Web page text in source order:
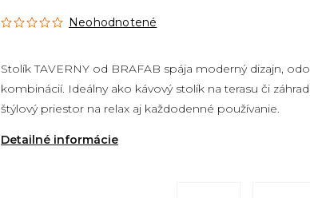
Neohodnotené
Stolík TAVERNY od BRAFAB spája moderný dizajn,
kombinácií. Ideálny ako kávový stolík na terasu či
štýlový priestor na relax aj každodenné používanie.
Detailné informácie